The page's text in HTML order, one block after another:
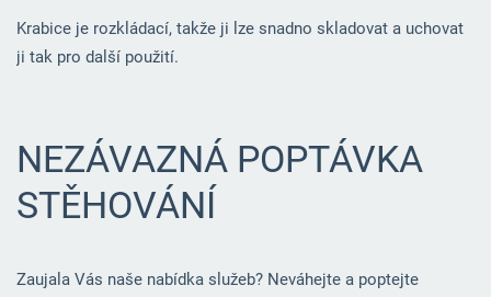
Krabice je rozkládací, takže ji lze snadno skladovat a uchovat
ji tak pro další použití.
NEZÁVAZNÁ POPTÁVKA
STĚHOVÁNÍ
Zaujala Vás naše nabídka služeb? Neváhejte a poptejte